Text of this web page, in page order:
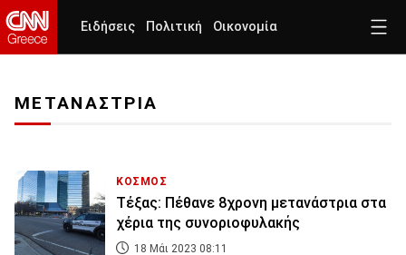
Ειδήσεις Πολιτική Οικονομία
ΜΕΤΑΝΑΣΤΡΙΑ
ΚΟΣΜΟΣ
Τέξας: Πέθανε 8χρονη μετανάστρια στα
χέρια της συνοριοφυλακής
18 Μάι 2023 08:11